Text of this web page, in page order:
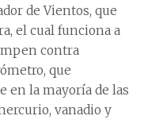
de Vientos, que
el cual funciona a
contra
que
en la mayoría de las
vanadio y